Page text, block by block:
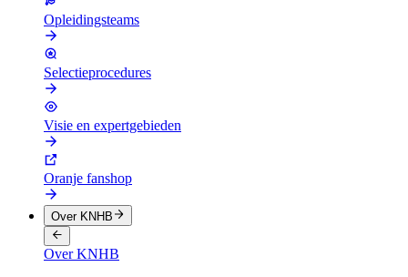
Opleidingsteams
Selectieprocedures
Visie en expertgebieden
Oranje fanshop
Over KNHB
Over KNHB